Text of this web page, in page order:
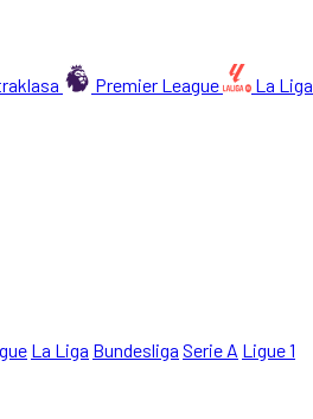
Premier League La Liga
La Liga Bundesliga Serie A Ligue 1